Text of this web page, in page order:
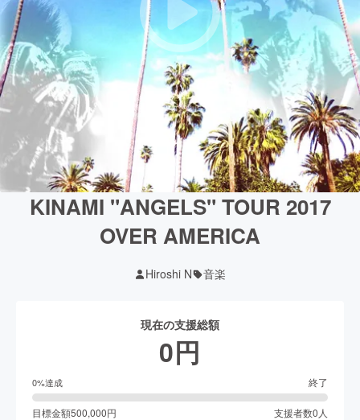
KINAMI "ANGELS" TOUR 2017
OVER AMERICA
Hiroshi N 音楽
現在の支援総額
0円
0%達成 終了
目標金額500,000円 支援者数0 人